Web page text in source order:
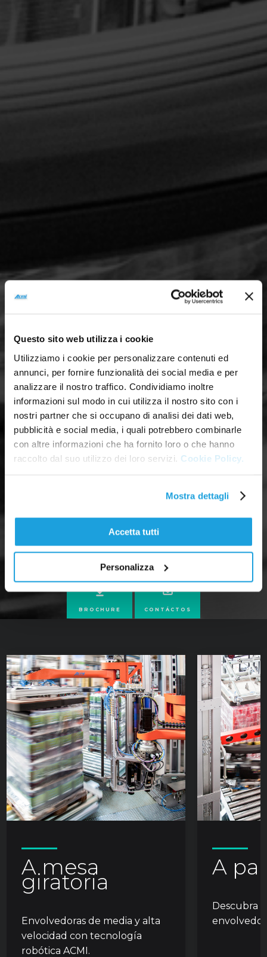
Questo sito web utilizza i cookie
Utilizziamo i cookie per personalizzare contenuti ed
annunci, per fornire funzionalità dei social media e per
analizzare il nostro traffico. Condividiamo inoltre
informazioni sul modo in cui utilizza il nostro sito con i
nostri partner che si occupano di analisi dei dati web,
pubblicità e social media, i quali potrebbero combinarle
con altre informazioni che ha fornito loro o che hanno
raccolto dal suo utilizzo dei loro servizi. Cookie Policy.
Mostra dettagli
Accetta tutti
Personalizza
BROCHURE CONTÁCTOS
A mesa
giratoria
Envolvedoras de media y alta
velocidad con tecnología
robótica ACMI.
A
Descubra